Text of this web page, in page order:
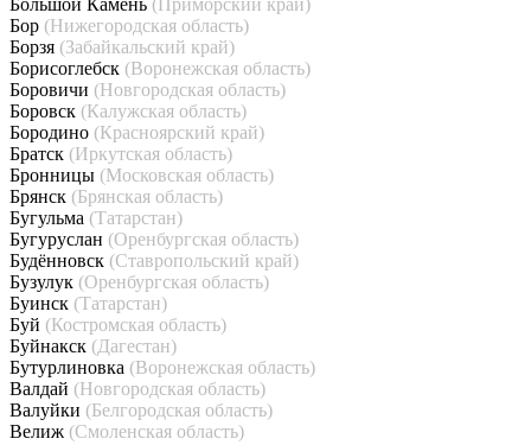
Большой Камень (Приморский край)
Бор (Нижегородская область)
Борзя (Забайкальский край)
Борисоглебск (Воронежская область)
Боровичи (Новгородская область)
Боровск (Калужская область)
Бородино (Красноярский край)
Братск (Иркутская область)
Бронницы (Московская область)
Брянск (Брянская область)
Бугульма (Татарстан)
Бугуруслан (Оренбургская область)
Будённовск (Ставропольский край)
Бузулук (Оренбургская область)
Буинск (Татарстан)
Буй (Костромская область)
Буйнакск (Дагестан)
Бутурлиновка (Воронежская область)
Валдай (Новгородская область)
Валуйки (Белгородская область)
Велиж (Смоленская область)